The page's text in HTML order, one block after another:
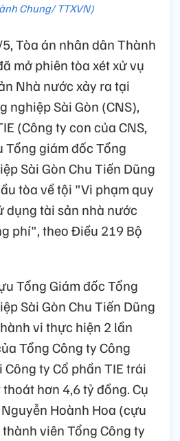
Chung/ TTXVN)
Tòa án nhân dân Thành
mở phiên tòa xét xử vụ
Nhà nước xảy ra tại
nghiệp Sài Gòn (CNS),
(Công ty con của CNS,
Tổng giám đốc Tổng
Sài Gòn Chu Tiến Dũng
tòa về tội "Vi phạm quy
dụng tài sản nhà nước
phí", theo Điều 219 Bộ
Tổng Giám đốc Tổng
Sài Gòn Chu Tiến Dũng
vi thực hiện 2 lần
Tổng Công ty Công
ty Cổ phần TIE trái
hơn 4,6 tỷ đồng. Cụ
Hoành Hoa (cựu
viên Tổng Công ty